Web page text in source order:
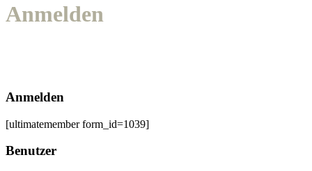
Anmelden
Anmelden
[ultimatemember form_id=1039]
Benutzer